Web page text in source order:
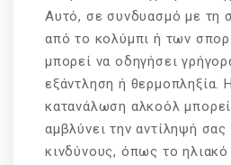
Αυτό, σε συνδυασμό με τη
από το κολύμπι ή των σπορ
μπορεί να οδηγήσει
εξάντληση ή θερμοπληξία.
κατανάλωση αλκοόλ
αμβλύνει την αντίληψή σας
κινδύνους, όπως το